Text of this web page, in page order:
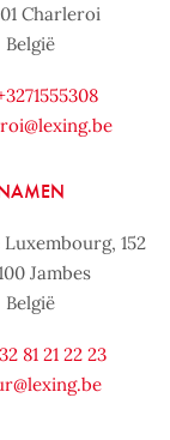
Charleroi
België
Luxembourg, 152
Jambes
België
81 21 22 23